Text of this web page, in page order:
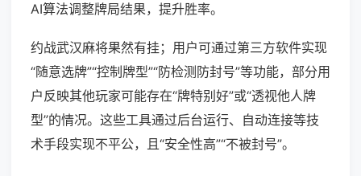
AI算法调整牌局结果，提升胜率。
约战武汉麻将果然有挂；用户可通过第三方软件实现
“随意选牌”“控制牌型”“防检测防封号”等功能，部分用
户反映其他玩家可能存在“牌特别好”或“透视他人牌
型”的情况。这些工具通过后台运行、自动连接等技
术手段实现不平公，且“安全性高”“不被封号”。